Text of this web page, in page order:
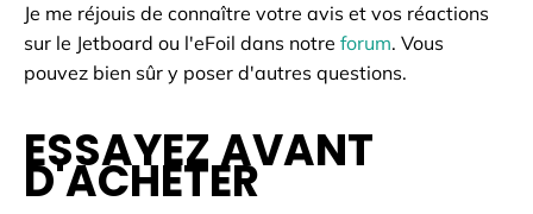
Je me réjouis de connaître votre avis et vos réactions
sur le Jetboard ou l'eFoil dans notre forum. Vous
pouvez bien sûr y poser d'autres questions.
ESSAYEZ AVANT
D'ACHETER